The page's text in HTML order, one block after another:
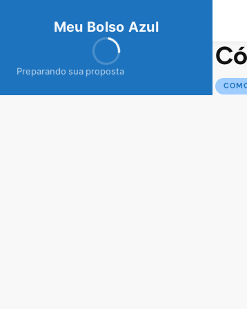
Meu Bolso Azul
Preparando sua proposta
meubolsoAz